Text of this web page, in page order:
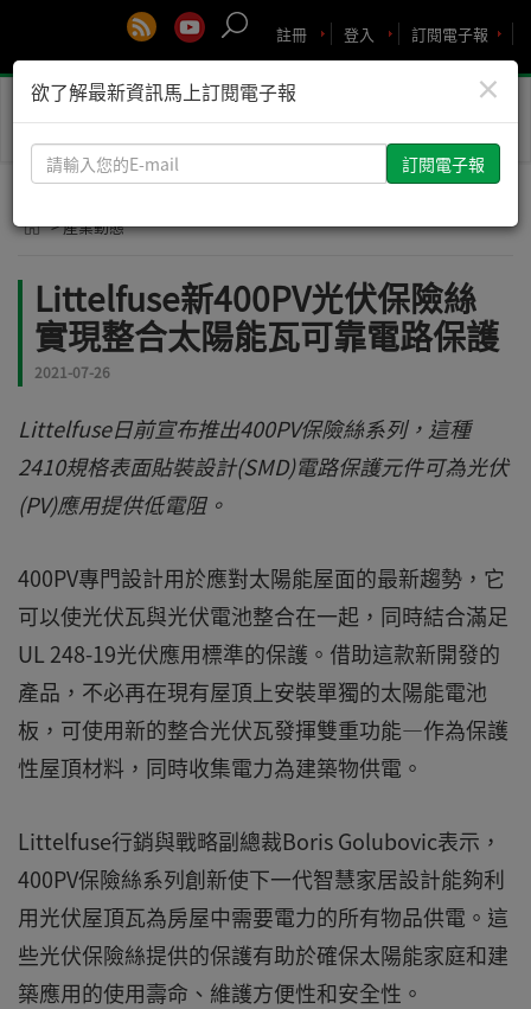
訂閱電子報
登入
註冊
Toggle
> 產業動態
Littelfuse新400PV光伏保險絲
實現整合太陽能瓦可靠電路保護
2021-07-26
Littelfuse日前宣布推出400PV保險絲系列，這種
2410規格表面貼裝設計(SMD)電路保護元件可為光伏
(PV)應用提供低電阻。
400PV專門設計用於應對太陽能屋面的最新趨勢，它
可以使光伏瓦與光伏電池整合在一起，同時結合滿足
UL 248-19光伏應用標準的保護。借助這款新開發的
產品，不必再在現有屋頂上安裝單獨的太陽能電池
板，可使用新的整合光伏瓦發揮雙重功能—作為保護
性屋頂材料，同時收集電力為建築物供電。
Littelfuse行銷與戰略副總裁Boris Golubovic表示，
400PV保險絲系列創新使下一代智慧家居設計能夠利
用光伏屋頂瓦為房屋中需要電力的所有物品供電。這
些光伏保險絲提供的保護有助於確保太陽能家庭和建
築應用的使用壽命、維護方便性和安全性。
×
欲了解最新資訊馬上訂閱電子報
請
輸
您
mail